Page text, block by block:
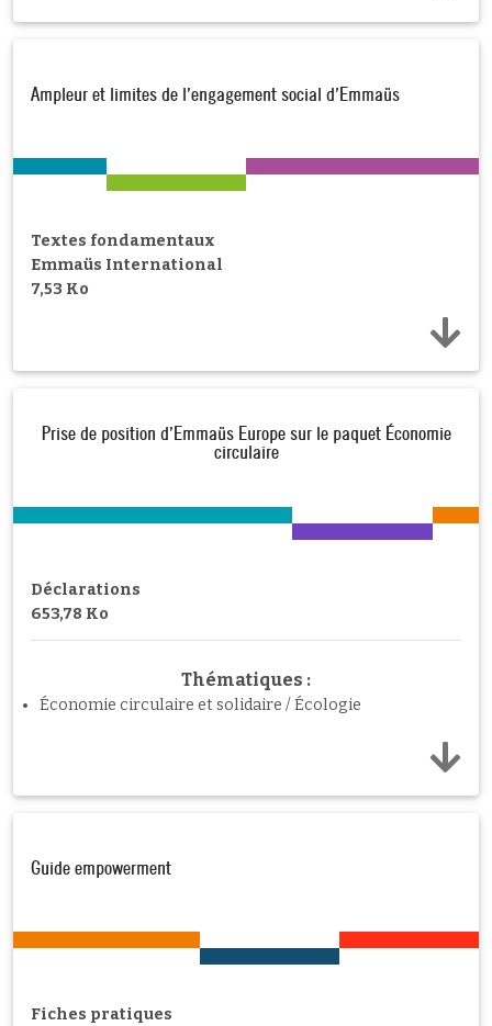
Ampleur et limites de l’engagement social d’Emmaüs
Textes fondamentaux
Emmaüs International
7,53 Ko
Prise de position d’Emmaüs Europe sur le paquet Économie
circulaire
Déclarations
653,78 Ko
Thématiques :
Économie circulaire et solidaire / Écologie
Guide empowerment
Fiches pratiques